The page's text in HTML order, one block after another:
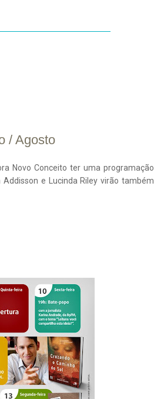
/ Agosto
Novo Conceito ter uma programação
e Lucinda Riley virão também